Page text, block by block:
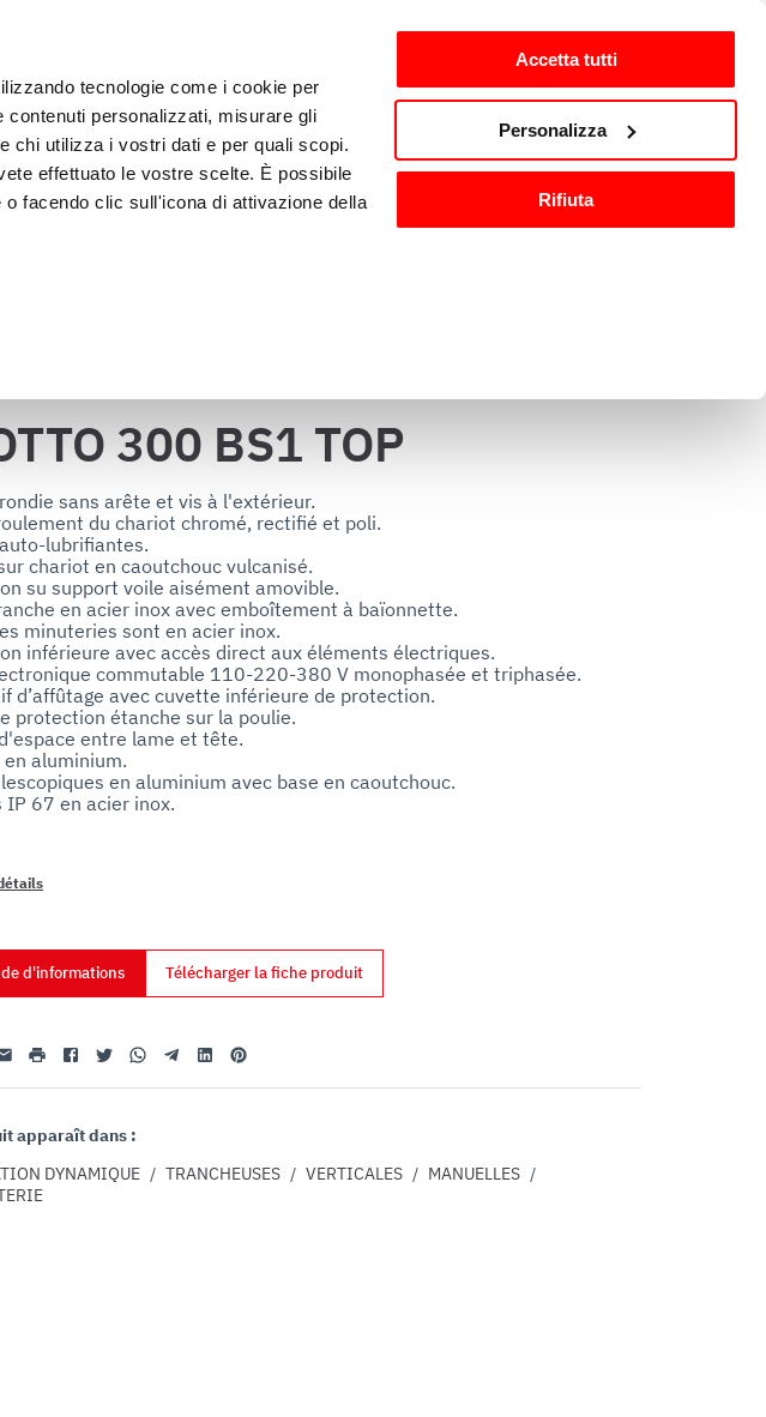
tecnologie come i cookie per
personalizzati, misurare gli
chi utilizza i vostri dati e per quali scopi.
effettuato le vostre scelte. È possibile
facendo clic sull'icona di attivazione della
(impronte digitali).
contenuti ed annunci, per fornire
sul modo in cui l’utente utilizza il nostro
potrebbero combinarle con altre
Accetta tutti
Personalizza
Rifiuta
Clients fr-FR
et
Lavage et
désinfection
Matériel et accessoires de
cuisine
300 BS1 TOP
sans arête et vis à l'extérieur.
du chariot chromé, rectifié et poli.
lubrifiantes.
chariot en caoutchouc vulcanisé.
su support voile aisément amovible.
en acier inox avec emboîtement à baïonnette.
minuteries sont en acier inox.
inférieure avec accès direct aux éléments électriques.
commutable 110-220-380 V monophasée et triphasée.
d’affûtage avec cuvette inférieure de protection.
protection étanche sur la poulie.
entre lame et tête.
en aluminium.
en aluminium avec base en caoutchouc.
IP 67 en acier inox.
d'informations Télécharger la fiche produit
imprimerFacebookTwitterWhatsappTelegramLinkedinPinterest
apparaît dans :
DYNAMIQUE / TRANCHEUSES / VERTICALES / MANUELLES /